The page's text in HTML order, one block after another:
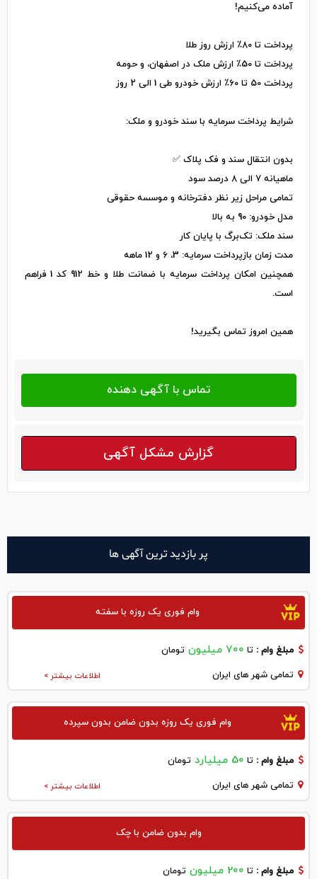
آماده می‌کنیم!
پرداخت تا 80٪ ارزش روز طلا
پرداخت تا 50٪ ارزش ملک در اصفهان، و حومه
پرداخت 50 تا 60٪ ارزش خودرو طی 1 الی 2 روز
شرایط پرداخت سرمایه با سند خودرو و ملک:
بدون انتقال سند و فک پلاک ✅
ماهیانه 7 الی 8 درصد سود
تمامی مراحل زیر نظر دفترخانه و موسسه حقوقی ️
مدل خودرو: 90 به بالا
سند ملک: تک‌برگ با پایان کار
مدت زمان بازپرداخت سرمایه: 3، 6 و 12 ماهه
همچنین امکان پرداخت سرمایه با ضمانت طلا و خط 912 کد 1 فراهم
است.
همین امروز تماس بگیرید!
گزارش مشکل آگهی
پر بازدید ترین آگهی ها
وام فوری یک روزه با سفته
مبلغ وام : تا 700 میلیون تومان
اطلاعات بیشتر > تمامی شهر های ایران
وام فوری یک روزه بدون ضامن بدون سپرده
مبلغ وام : تا 50 میلیارد تومان
اطلاعات بیشتر > تمامی شهر های ایران
وام بدون ضامن با چک
مبلغ وام : تا 200 میلیون تومان